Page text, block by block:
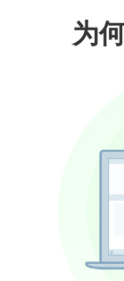
为